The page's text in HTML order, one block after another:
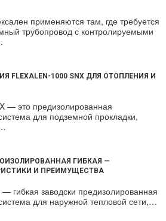
применяются там, где требуется
трубопровод с контролируемыми
FLEXALEN-1000 SNX ДЛЯ ОТОПЛЕНИЯ И
— это предизолированная
для подземной прокладки,
ГИБКАЯ —
И ПРЕИМУЩЕСТВА
гибкая заводски предизолированная
для наружной тепловой сети,…